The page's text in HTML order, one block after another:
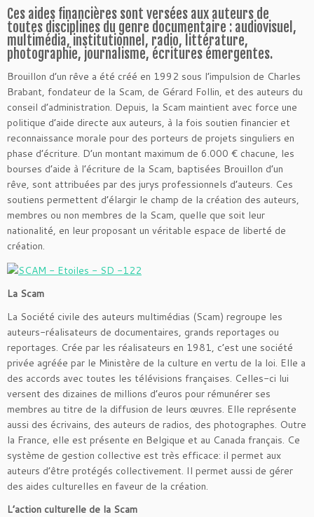
Ces aides financières sont versées aux auteurs de
toutes disciplines du genre documentaire : audiovisuel,
multimédia, institutionnel, radio, littérature,
photographie, journalisme, écritures émergentes.
Brouillon d’un rêve a été créé en 1992 sous l’impulsion de Charles
Brabant, fondateur de la Scam, de Gérard Follin, et des auteurs du
conseil d’administration. Depuis, la Scam maintient avec force une
politique d’aide directe aux auteurs, à la fois soutien financier et
reconnaissance morale pour des porteurs de projets singuliers en
phase d’écriture. D’un montant maximum de 6.000 € chacune, les
bourses d’aide à l’écriture de la Scam, baptisées Brouillon d’un
rêve, sont attribuées par des jurys professionnels d’auteurs. Ces
soutiens permettent d’élargir le champ de la création des auteurs,
membres ou non membres de la Scam, quelle que soit leur
nationalité, en leur proposant un véritable espace de liberté de
création.
La Scam
La Société civile des auteurs multimédias (Scam) regroupe les
auteurs-réalisateurs de documentaires, grands reportages ou
reportages. Crée par les réalisateurs en 1981, c’est une société
privée agréée par le Ministère de la culture en vertu de la loi. Elle a
des accords avec toutes les télévisions françaises. Celles-ci lui
versent des dizaines de millions d’euros pour rémunérer ses
membres au titre de la diffusion de leurs œuvres. Elle représente
aussi des écrivains, des auteurs de radios, des photographes. Outre
la France, elle est présente en Belgique et au Canada français. Ce
système de gestion collective est très efficace: il permet aux
auteurs d’être protégés collectivement. Il permet aussi de gérer
des aides culturelles en faveur de la création.
L’action culturelle de la Scam